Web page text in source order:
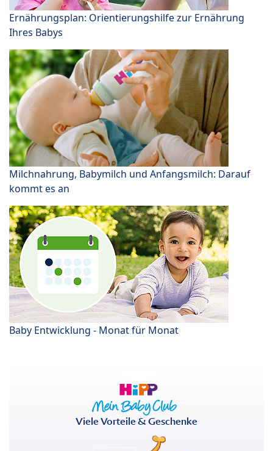
Ernährungsplan: Orientierungshilfe zur Ernährung
Ihres Babys
Milchnahrung, Babymilch und Anfangsmilch: Darauf
kommt es an
Baby Entwicklung - Monat für Monat
Viele Vorteile & Geschenke